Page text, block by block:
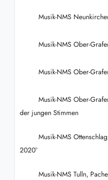
Musik-NMS
Musik-NMS Ober-
Musik-NMS Ober-
Musik-NMS Ober-
der jungen Stimmen
Musik-NMS
2020°
Musik-NMS Tulln,